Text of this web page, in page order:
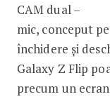
CAM dual –
mic, conceput
închidere și
Galaxy Z Flip
precum un